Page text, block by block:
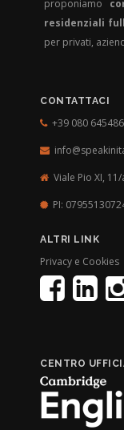
proponiamo
residenziali
per privati,
CONTATTACI
+39 080
Viale Pio XI,
PI:
ALTRI LINK
Privacy e Cookies
CENTRO